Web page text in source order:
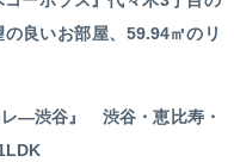
良いお部屋、59.94㎡のリ
―渋谷』 渋谷・恵比寿・